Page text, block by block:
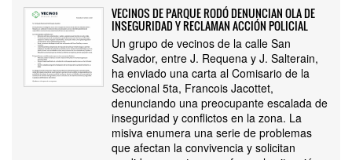
VECINOS DE PARQUE RODÓ DENUNCIAN OLA DE
INSEGURIDAD Y RECLAMAN ACCIÓN POLICIAL
Un grupo de vecinos de la calle San
Salvador, entre J. Requena y J. Salterain,
ha enviado una carta al Comisario de la
Seccional 5ta, Francois Jacottet,
denunciando una preocupante escalada de
inseguridad y conflictos en la zona. La
misiva enumera una serie de problemas
que afectan la convivencia y solicitan